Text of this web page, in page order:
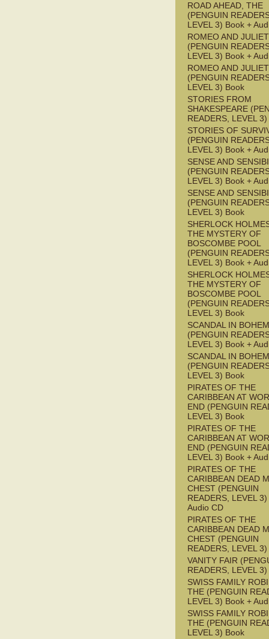
ROAD AHEAD, THE
(PENGUIN
LEVEL 3) Book +
ROMEO AND JULIET
(PENGUIN
LEVEL 3) Book +
ROMEO AND JULIET
(PENGUIN
LEVEL 3) Book
STORIES FROM
SHAKESPEARE
READERS, LEVEL
STORIES OF
(PENGUIN
LEVEL 3) Book +
SENSE AND
(PENGUIN
LEVEL 3) Book +
SENSE AND
(PENGUIN
LEVEL 3) Book
SHERLOCK
THE MYSTERY OF
BOSCOMBE POOL
(PENGUIN
LEVEL 3) Book +
SHERLOCK
THE MYSTERY OF
BOSCOMBE POOL
(PENGUIN
LEVEL 3) Book
SCANDAL IN
(PENGUIN
LEVEL 3) Book +
SCANDAL IN
(PENGUIN
LEVEL 3) Book
PIRATES OF THE
CARIBBEAN AT
END (PENGUIN
LEVEL 3) Book
PIRATES OF THE
CARIBBEAN AT
END (PENGUIN
LEVEL 3) Book +
PIRATES OF THE
CARIBBEAN DEAD
CHEST (PENGUIN
READERS, LEVEL
Audio CD
PIRATES OF THE
CARIBBEAN DEAD
CHEST (PENGUIN
READERS, LEVEL
VANITY FAIR
READERS, LEVEL
SWISS FAMILY
THE (PENGUIN
LEVEL 3) Book +
SWISS FAMILY
THE (PENGUIN
LEVEL 3) Book